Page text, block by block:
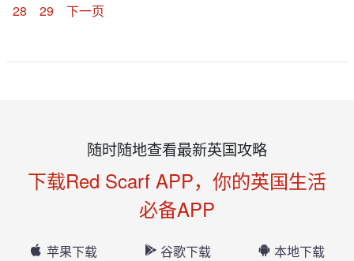
28
29 下一页
随时随地查看最新英国攻略
下载Red Scarf APP，你的英国生活
必备APP
苹果下载 谷歌下载 本地下载